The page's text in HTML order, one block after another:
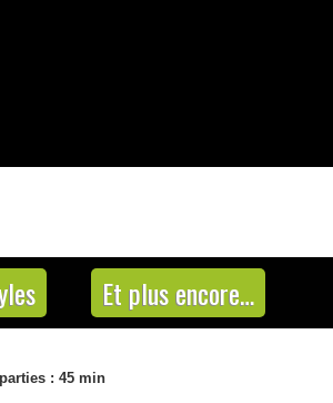
Et plus encore…
: 45 min